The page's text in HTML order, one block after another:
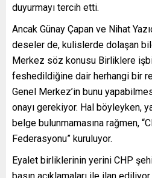
duyurmayı tercih etti.
Ancak Günay Çapan ve Nihat
deseler de, kulislerde dolaşan
Merkez söz konusu Birliklere
feshedildiğine dair herhangi bir
Genel Merkez’in bunu
onayı gerekiyor. Hal böyleyken,
belge bulunmamasına rağmen,
Federasyonu” kuruluyor.
Eyalet birliklerinin yerini CHP
basın açıklamaları ile ilan ediliyor.